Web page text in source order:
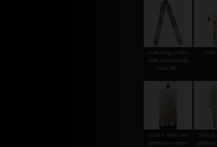
stola sogg.madre
della misericordia
telaio filo...
stola
Stola in misto lino
gigliuccio a mano
Stola in